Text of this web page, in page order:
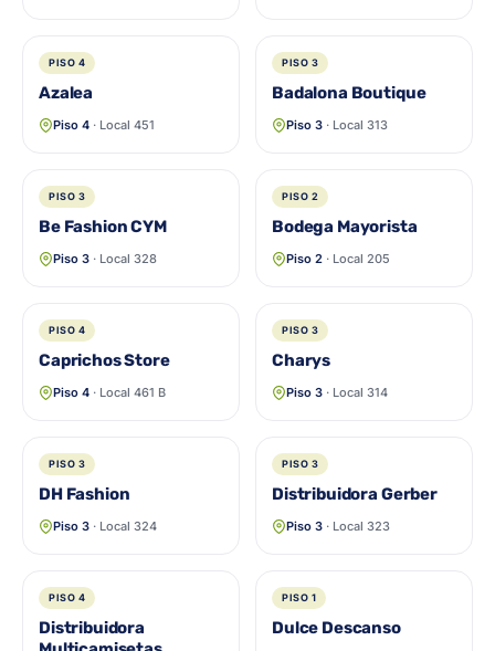
PISO 4
Azalea
Piso 4 · Local 451
PISO 3
Badalona Boutique
Piso 3 · Local 313
PISO 3
Be Fashion CYM
Piso 3 · Local 328
PISO 2
Bodega Mayorista
Piso 2 · Local 205
PISO 4
Caprichos Store
Piso 4 · Local 461 B
PISO 3
Charys
Piso 3 · Local 314
PISO 3
DH Fashion
Piso 3 · Local 324
PISO 3
Distribuidora Gerber
Piso 3 · Local 323
PISO 4
Distribuidora
PISO 1
Dulce Descanso